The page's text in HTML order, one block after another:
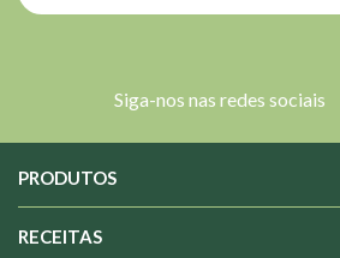
Siga-nos nas redes sociais
PRODUTOS
RECEITAS